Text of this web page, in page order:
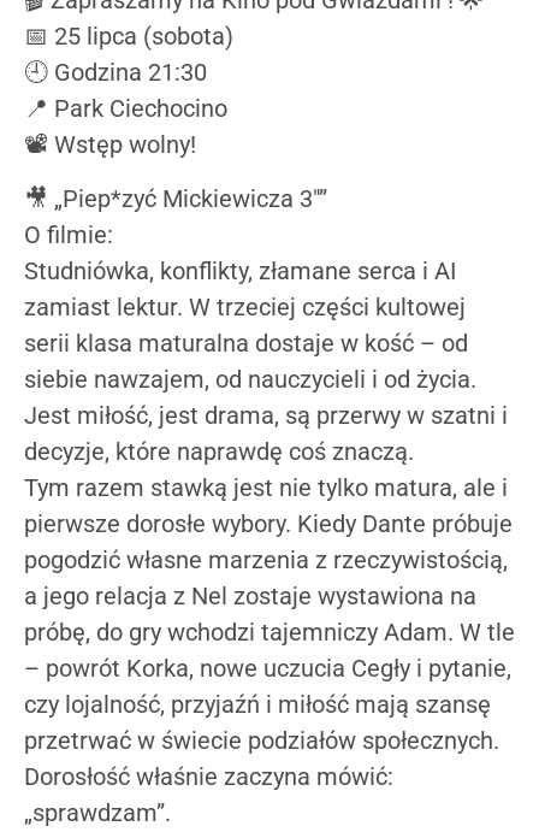
📅 25 lipca (sobota)
🕘 Godzina 21:30
📍 Park Ciechocino
📽️ Wstęp wolny!
🎥 „Piep*zyć Mickiewicza 3″”
O filmie:
Studniówka, konflikty, złamane serca i AI
zamiast lektur. W trzeciej części kultowej
serii klasa maturalna dostaje w kość – od
siebie nawzajem, od nauczycieli i od życia.
Jest miłość, jest drama, są przerwy w szatni i
decyzje, które naprawdę coś znaczą.
Tym razem stawką jest nie tylko matura, ale i
pierwsze dorosłe wybory. Kiedy Dante próbuje
pogodzić własne marzenia z rzeczywistością,
a jego relacja z Nel zostaje wystawiona na
próbę, do gry wchodzi tajemniczy Adam. W tle
– powrót Korka, nowe uczucia Cegły i pytanie,
czy lojalność, przyjaźń i miłość mają szansę
przetrwać w świecie podziałów społecznych.
Dorosłość właśnie zaczyna mówić:
„sprawdzam”.